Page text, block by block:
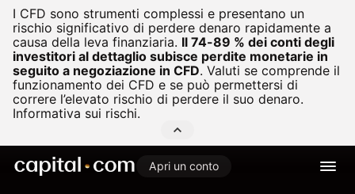
I CFD sono strumenti complessi e presentano un
rischio significativo di perdere denaro rapidamente a
causa della leva finanziaria. Il 74-89 % dei conti degli
investitori al dettaglio subisce perdite monetarie in
seguito a negoziazione in CFD. Valuti se comprende il
funzionamento dei CFD e se può permettersi di
correre l’elevato rischio di perdere il suo denaro.
Informativa sui rischi.
Apri un conto